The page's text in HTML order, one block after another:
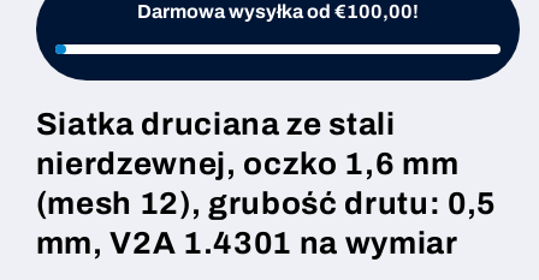
Darmowa wysyłka od €100,00!
Siatka druciana ze stali
nierdzewnej, oczko 1,6 mm
(mesh 12), grubość drutu: 0,5
mm, V2A 1.4301 na wymiar